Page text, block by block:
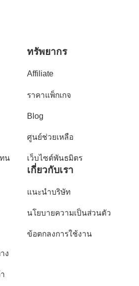
ามารถใน
น
ง
ทรัพยากร
Affiliate
ราคาแพ็กเกจ
Blog
ศูนย์ช่วยเหลือ
เว็บไซต์พันธมิตร
เกี่ยวกับเรา
แนะนำบริษัท
นโยบายความเป็นส่วนตัว
ข้อตกลงการใช้งาน